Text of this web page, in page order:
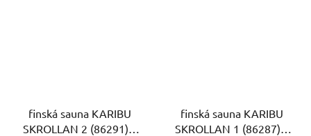
finská sauna KARIBU
SKROLLAN 2 (86291) s
finská sauna KARIBU
SKROLLAN 1 (86287) s